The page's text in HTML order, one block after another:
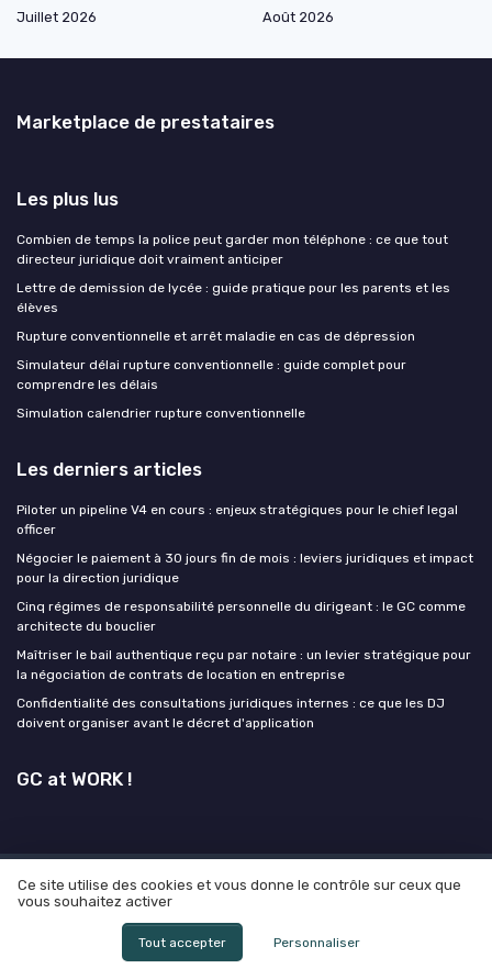
Juillet 2026
Août 2026
Marketplace de prestataires
Les plus lus
Combien de temps la police peut garder mon téléphone : ce que tout
directeur juridique doit vraiment anticiper
Lettre de demission de lycée : guide pratique pour les parents et les
élèves
Rupture conventionnelle et arrêt maladie en cas de dépression
Simulateur délai rupture conventionnelle : guide complet pour
comprendre les délais
Simulation calendrier rupture conventionnelle
Les derniers articles
Piloter un pipeline V4 en cours : enjeux stratégiques pour le chief legal
officer
Négocier le paiement à 30 jours fin de mois : leviers juridiques et impact
pour la direction juridique
Cinq régimes de responsabilité personnelle du dirigeant : le GC comme
architecte du bouclier
Maîtriser le bail authentique reçu par notaire : un levier stratégique pour
la négociation de contrats de location en entreprise
Confidentialité des consultations juridiques internes : ce que les DJ
doivent organiser avant le décret d'application
GC at WORK !
Mentions légales Politique de confidentialité
Grande
enquête 2025 sur l'IA et les directeurs juridiques
© GC at WORK ! 2026
Ce site utilise des cookies et vous donne le contrôle sur ceux que
vous souhaitez activer
Tout accepter Personnaliser